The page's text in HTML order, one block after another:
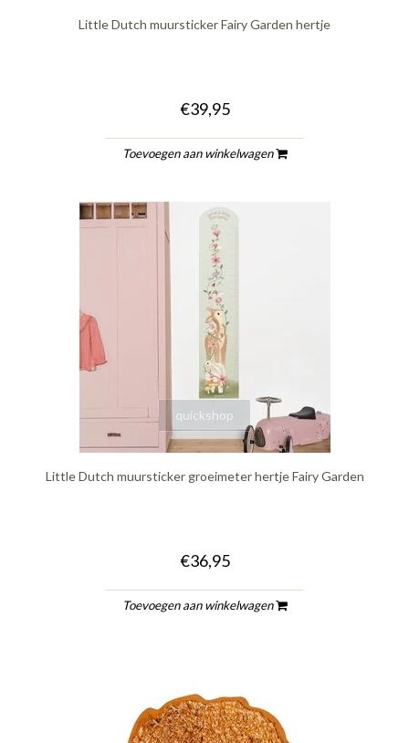
Little Dutch muursticker Fairy Garden hertje
€39,95
Toevoegen aan winkelwagen
quickshop
Little Dutch muursticker groeimeter hertje Fairy Garden
€36,95
Toevoegen aan winkelwagen